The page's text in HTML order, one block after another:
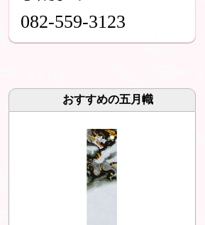
082-559-3123
おすすめの五月幟